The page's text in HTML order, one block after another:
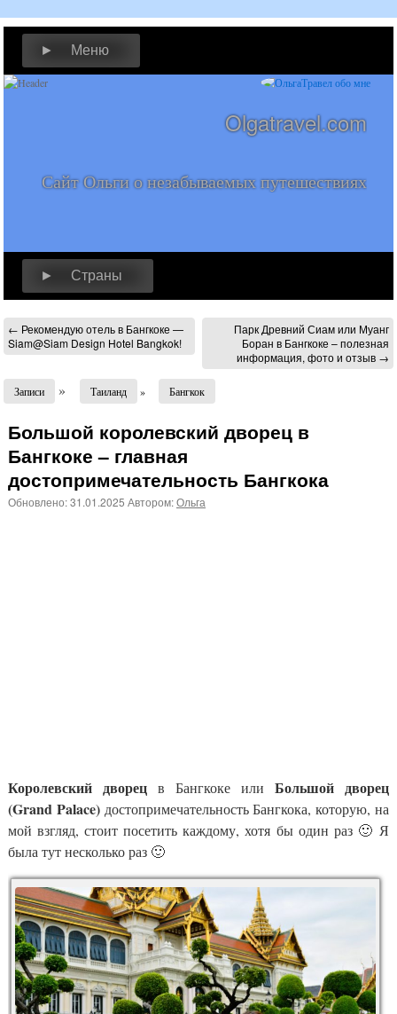
► Меню
Olgatravel.com
Сайт Ольги о незабываемых путешествиях
► Страны
← Рекомендую отель в Бангкоке —
Siam@Siam Design Hotel Bangkok!
Парк Древний Сиам или Муанг
Боран в Бангкоке – полезная
информация, фото и отзыв →
Записи » Таиланд » Бангкок
Большой королевский дворец в
Бангкоке – главная
достопримечательность Бангкока
Обновлено:31.01.2025 Автором:Ольга
Королевский дворец в Бангкоке или Большой дворец
(Grand Palace)достопримечательность Бангкока, которую, на
мой взгляд, стоит посетить каждому, хотя бы один раз 🙂 Я
была тут несколько раз 🙂